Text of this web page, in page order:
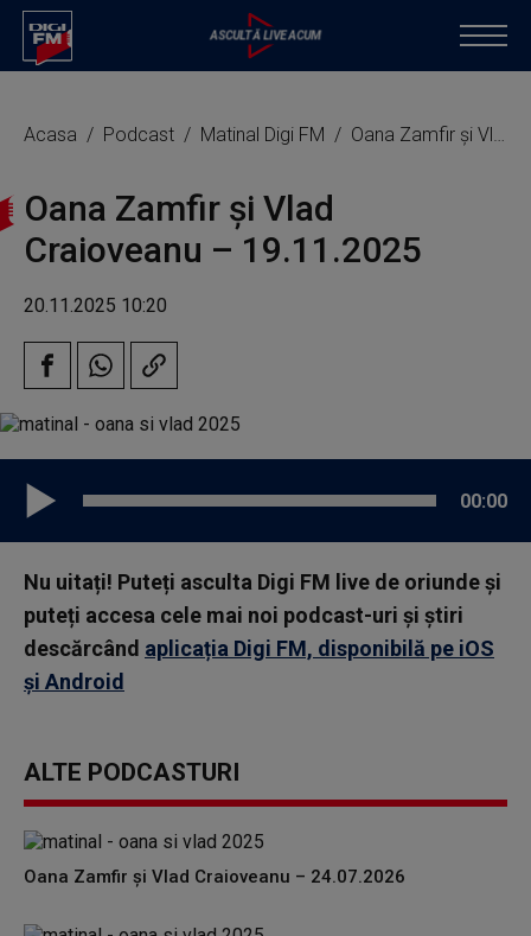
Acasa Podcast Matinal Digi FM Oana Zamfir și Vlad Craioveanu – 19.11.2025
Oana Zamfir și Vlad
Craioveanu – 19.11.2025
20.11.2025 10:20
00:00
Nu uitați! Puteți asculta Digi FM live de oriunde și
puteți accesa cele mai noi podcast-uri și știri
descărcând aplicația Digi FM, disponibilă pe iOS
și Android
ALTE PODCASTURI
Oana Zamfir și Vlad Craioveanu – 24.07.2026